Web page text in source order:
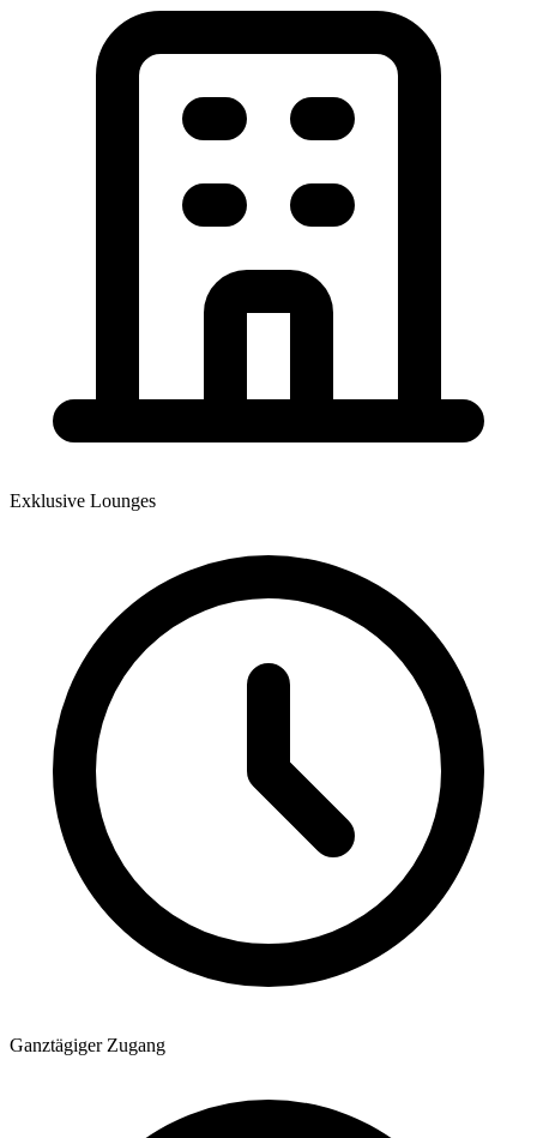
Exklusive Lounges
Ganztägiger Zugang